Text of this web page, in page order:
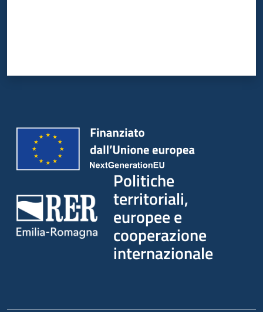
Politiche
territoriali,
europee e
cooperazione
internazionale